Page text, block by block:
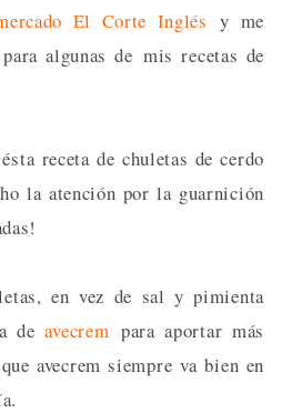
El Corte Inglés y me
algunas de mis recetas de
receta de chuletas de cerdo
la atención por la guarnición
en vez de sal y pimienta
deavecrem para aportar más
avecrem siempre va bien en